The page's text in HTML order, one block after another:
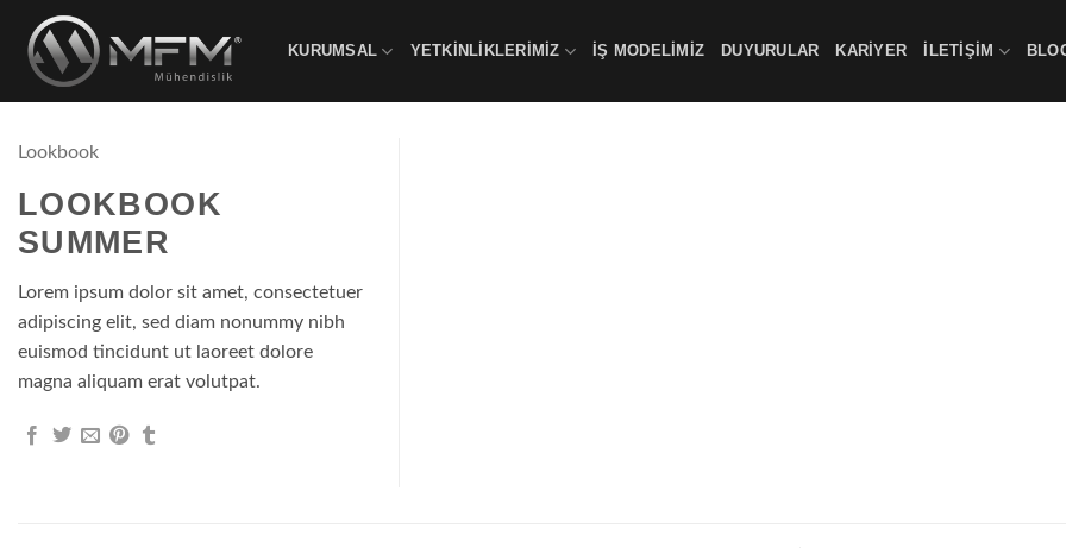
İçeriğe
atla
KURUMSAL YETKİNLİKLERİMİZ İŞ MODELIMIZ DUYURULAR KARİYER İLETİŞİM
Lookbook
LOOKBOOK
SUMMER
Lorem ipsum dolor sit amet, consectetuer
adipiscing elit, sed diam nonummy nibh
euismod tincidunt ut laoreet dolore
magna aliquam erat volutpat.